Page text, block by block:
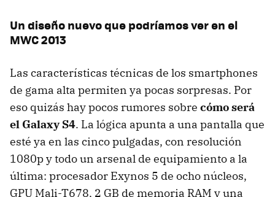
Un diseño nuevo que podríamos ver en el
MWC 2013
Las características técnicas de los smartphones
de gama alta permiten ya pocas sorpresas. Por
eso quizás hay pocos rumores sobre cómo será
el Galaxy S4. La lógica apunta a una pantalla que
esté ya en las cinco pulgadas, con resolución
1080p y todo un arsenal de equipamiento a la
última: procesador Exynos 5 de ocho núcleos,
GPU Mali-T678, 2 GB de memoria RAM y una